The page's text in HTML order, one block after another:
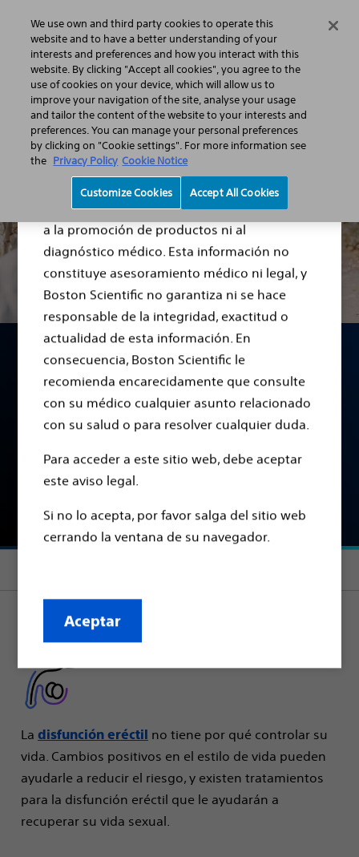
Aviso legal
El contenido de este sitio web tiene fines
meramente informativos y no está destinado
a la promoción de productos ni al
diagnóstico médico. Esta información no
constituye asesoramiento médico ni legal, y
Boston Scientific no garantiza ni se hace
responsable de la integridad, exactitud o
actualidad de esta información. En
consecuencia, Boston Scientific le
recomienda encarecidamente que consulte
con su médico cualquier asunto relacionado
con su salud o para resolver cualquier duda.
Para acceder a este sitio web, debe aceptar
este aviso legal.
Si no lo acepta, por favor salga del sitio web
cerrando la ventana de su navegador.
Aceptar
Salud urológica masculina: información y ayuda Tratamientos
Disfunción eréctil
TRATAMIENTOS
Tratamientos para la
Disfunción Eréctil
La disfunción eréctil no tiene por qué controlar su
vida. Cambios positivos en el estilo de vida pueden
ayudarle a reducir el riesgo, y existen tratamientos
para la disfunción eréctil que le ayudarán a
recuperar su vida sexual.
We use own and third party cookies to operate this
website and to have a better understanding of your
interests and preferences and how you interact with this
website. By clicking "Accept all cookies", you agree to the
use of cookies on your device, which will allow us to
improve your navigation of the site, analyse your usage
and tailor the content of the website to your interests and
preferences. You can manage your personal preferences
by clicking on "Cookie settings". For more information see
the Privacy Policy Cookie Notice
Customize Cookies Accept All Cookies